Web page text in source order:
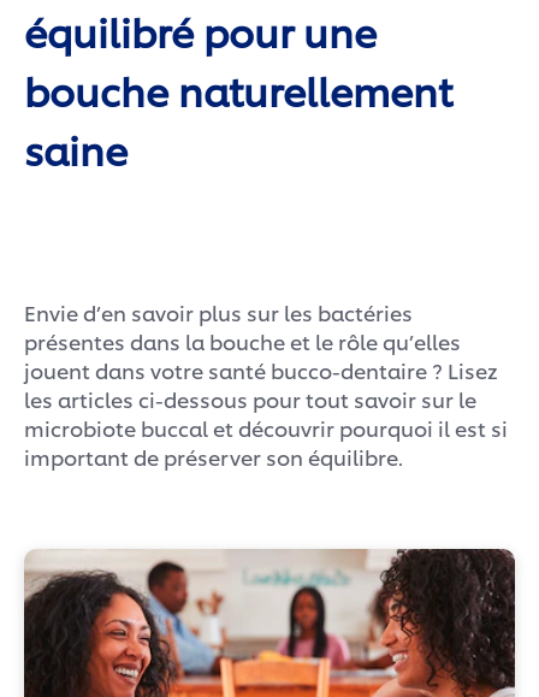
équilibré pour une
bouche naturellement
saine
Envie d’en savoir plus sur les bactéries
présentes dans la bouche et le rôle qu’elles
jouent dans votre santé bucco-dentaire ? Lisez
les articles ci-dessous pour tout savoir sur le
microbiote buccal et découvrir pourquoi il est si
important de préserver son équilibre.